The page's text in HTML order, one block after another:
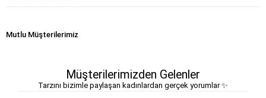
Mutlu Müşterilerimiz
Müşterilerimizden Gelenler
Tarzını bizimle paylaşan kadınlardan gerçek yorumlar ✨